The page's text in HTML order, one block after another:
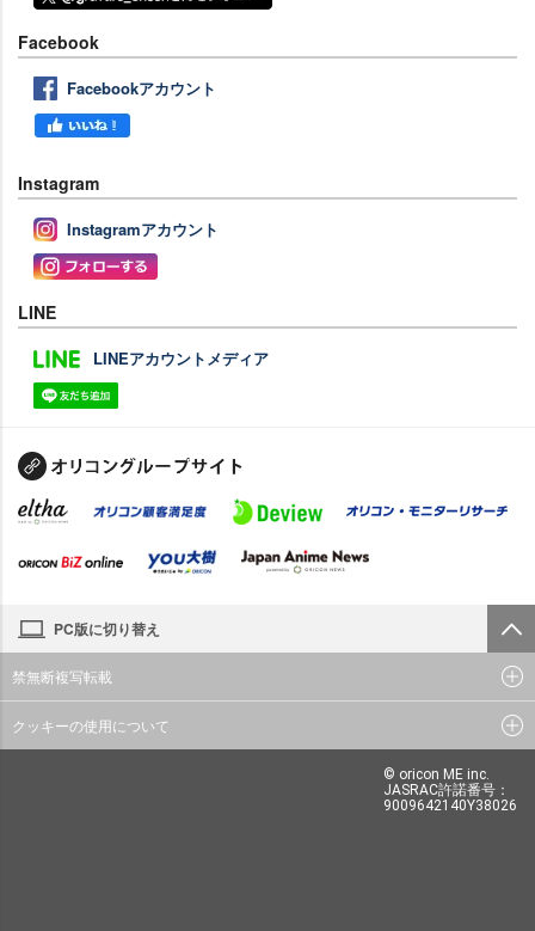
Facebook
Facebookアカウント
Instagram
Instagramアカウント
LINE
LINEアカウントメディア
PC版に切り替え
禁無断複写転載
クッキーの使用について
© oricon ME inc.
JASRAC許諾番号：
9009642140Y38026